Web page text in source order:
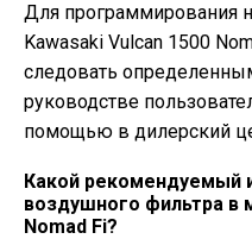
Для программирования
Kawasaki Vulcan 1500
следовать
руководстве
помощью в дилерский
Какой рекомендуемый
воздушного фильтра в
Nomad Fi?